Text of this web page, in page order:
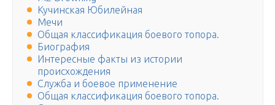
Кучинская Юбилейная
Мечи
Общая классификация боевого топора.
Биография
Интересные факты из истории
происхождения
Служба и боевое применение
Общая классификация боевого топора.